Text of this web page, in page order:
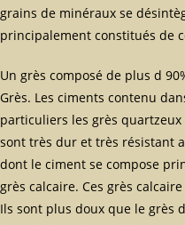
grains de minéraux se
principalement constitués de
Un grès composé de plus d
Grès. Les ciments contenu
particuliers les grès
sont très dur et très résistant
dont le ciment se compose
grès calcaire. Ces grès
Ils sont plus doux que le grès